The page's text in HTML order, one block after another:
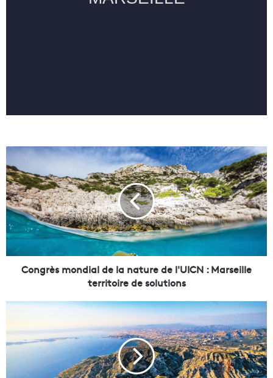
C
o
n
g
r
è
s
m
o
a
d
e
l
a
Congrès mondial de la nature de l'UICN : Marseille
territoire de solutions
L
v
i
l
l